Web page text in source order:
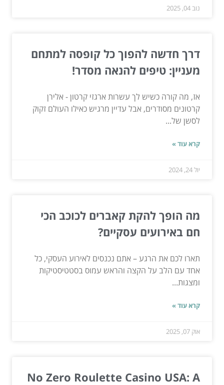
נוב 04, 2025
דרך חדשה להפוך כל קופסה למתחם
מעניין: טיפים להנאה מסדר!
אז, מה קורה כשיש לך עשרות ארגזי קרטון - אלירן
קרטונים מסודרים, אבל עדיין מרגיש כאילו העולם זקוק
לסשן של...
קרא עוד »
יול 24, 2024
מה הופך להקת קאברים לכוכב הכי
חם באירועים עסקיים?
תארו לכם את הרגע – אתם נכנסים לאירוע העסקי, כל
אחד עם הלב על הקצה והראש עמוס בסטטיסטיקות
ומצגות...
קרא עוד »
אוק 07, 2025
No Zero Roulette Casino USA: A